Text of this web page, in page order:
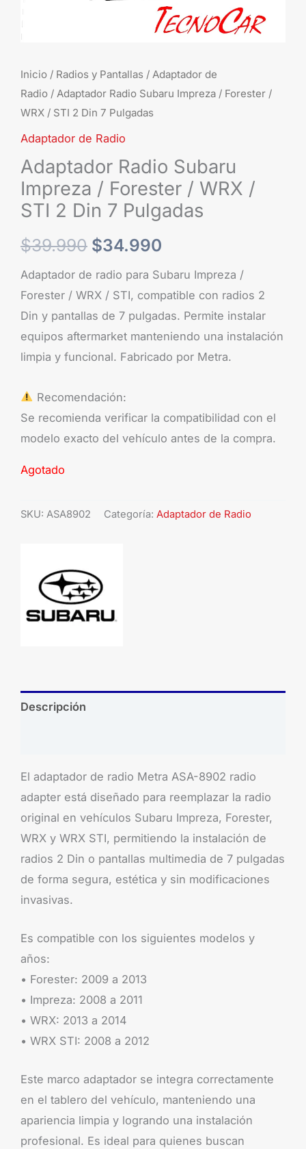
Inicio / Radios y Pantallas / Adaptador de
Radio / Adaptador Radio Subaru Impreza / Forester /
WRX / STI 2 Din 7 Pulgadas
Adaptador de Radio
Adaptador Radio Subaru
Impreza / Forester / WRX /
STI 2 Din 7 Pulgadas
$39.990 $34.990
Adaptador de radio para Subaru Impreza /
Forester / WRX / STI, compatible con radios 2
Din y pantallas de 7 pulgadas. Permite instalar
equipos aftermarket manteniendo una instalación
limpia y funcional. Fabricado por Metra.
Recomendación:
Se recomienda verificar la compatibilidad con el
modelo exacto del vehículo antes de la compra.
Agotado
SKU: ASA8902 Categoría: Adaptador de Radio
Descripción
El adaptador de radio Metra ASA-8902 radio
adapter está diseñado para reemplazar la radio
original en vehículos Subaru Impreza, Forester,
WRX y WRX STI, permitiendo la instalación de
radios 2 Din o pantallas multimedia de 7 pulgadas
de forma segura, estética y sin modificaciones
invasivas.
Es compatible con los siguientes modelos y
años:
• Forester: 2009 a 2013
• Impreza: 2008 a 2011
• WRX: 2013 a 2014
• WRX STI: 2008 a 2012
Este marco adaptador se integra correctamente
en el tablero del vehículo, manteniendo una
apariencia limpia y logrando una instalación
profesional. Es ideal para quienes buscan